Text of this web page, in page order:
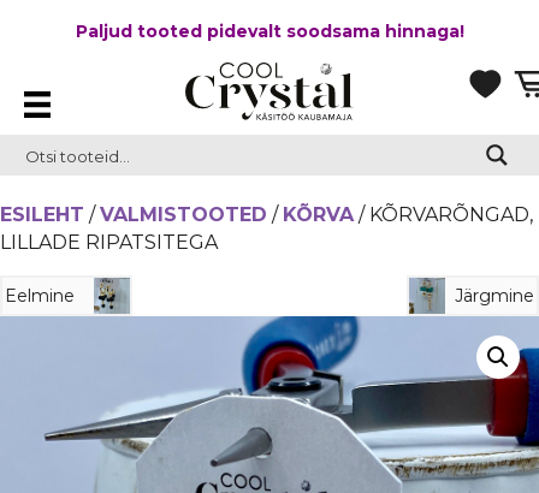
Paljud tooted pidevalt soodsama hinnaga!
ESILEHT / VALMISTOOTED / KÕRVA/ KÕRVARÕNGAD,
LILLADE RIPATSITEGA
Eelmine Järgmine